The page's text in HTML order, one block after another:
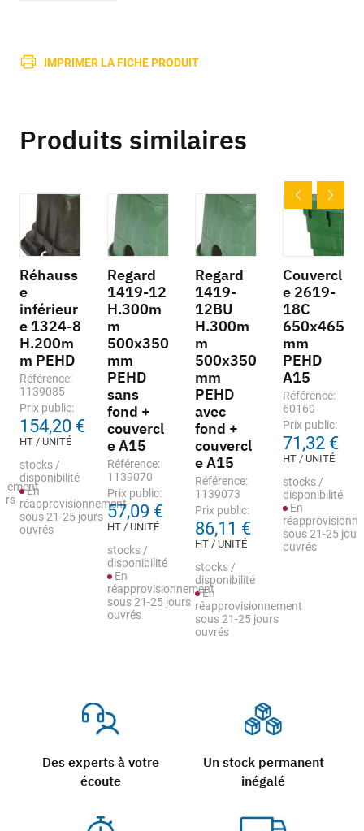
IMPRIMER LA FICHE PRODUIT
Des experts à votre
écoute
Un stock permanent
inégalé
Produits similaires
Réhauss
e
inférieur
e 1324-8
H.200m
m PEHD
Référence:
1139085
Prix public:
154,20 €
HT / UNITÉ
stocks /
disponibilité
En
réapprovisionnement
sous 21-25 jours
ouvrés
Regard
1419-12
H.300m
m
500x350
mm
PEHD
sans
fond +
couvercl
e A15
Référence:
1139070
Prix public:
57,09 €
HT / UNITÉ
stocks /
disponibilité
En
réapprovisionnement
sous 21-25 jours
ouvrés
Regard
1419-
12BU
H.300m
m
500x350
mm
PEHD
avec
fond +
couvercl
e A15
Référence:
1139073
Prix public:
86,11 €
HT / UNITÉ
stocks /
disponibilité
En
réapprovisionnement
sous 21-25 jours
ouvrés
Couvercl
e 2619-
18C
650x465
mm
PEHD
A15
Référence:
60160
Prix public:
71,32 €
HT / UNITÉ
stocks /
disponibilité
En
sous 21-25
ouvrés